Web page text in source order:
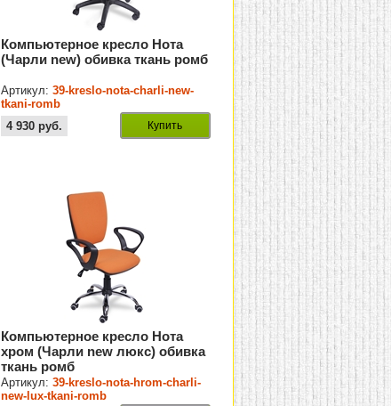
Компьютерное кресло Нота
(Чарли new) обивка ткань ромб
Артикул:39-kreslo-nota-charli-new-
tkani-romb
4 930 руб. Купить
Компьютерное кресло Нота
хром (Чарли new люкс) обивка
ткань ромб
Артикул:39-kreslo-nota-hrom-charli-
new-lux-tkani-romb